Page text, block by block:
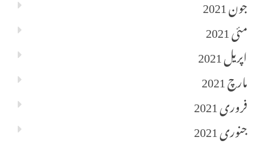
مئی 2021
اپریل 2021
مارچ 2021
فروری 2021
جنوری 2021